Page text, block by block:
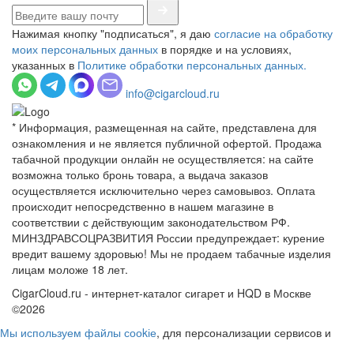
Нажимая кнопку "подписаться", я даю согласие на обработку
моих персональных данных в порядке и на условиях,
указанных в Политике обработки персональных данных.
info@cigarcloud.ru
* Информация, размещенная на сайте, представлена для
ознакомления и не является публичной офертой. Продажа
табачной продукции онлайн не осуществляется: на сайте
возможна только бронь товара, а выдача заказов
осуществляется исключительно через самовывоз. Оплата
происходит непосредственно в нашем магазине в
соответствии с действующим законодательством РФ.
МИНЗДРАВСОЦРАЗВИТИЯ России предупреждает: курение
вредит вашему здоровью! Мы не продаем табачные изделия
лицам моложе 18 лет.
CigarCloud.ru - интернет-каталог сигарет и HQD в Москве
©2026
Мы используем файлы сооkіе, для персонализации сервисов и